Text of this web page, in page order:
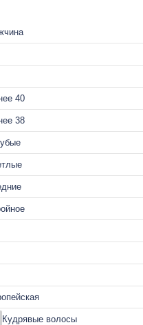
40
38
Кудрявые волосы